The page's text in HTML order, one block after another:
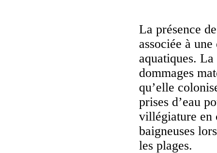
La présence
associée à
aquatiques.
dommages
qu’elle
prises d’eau
villégiature en
baigneuses
les plages.